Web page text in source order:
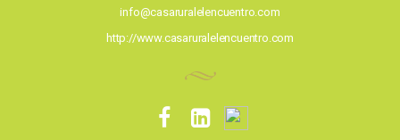
info@casaruralelencuentro.com
http://www.casaruralelencuentro.com